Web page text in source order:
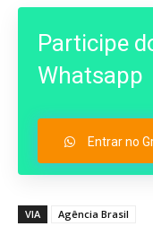
Participe
Whatsapp
Entrar no
VIA Agência Brasil